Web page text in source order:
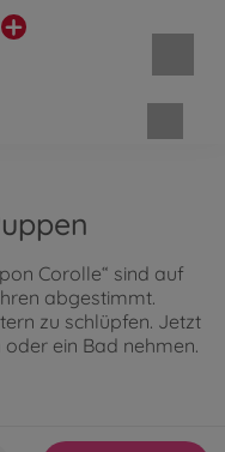
Corolle“ sind auf
abgestimmt.
zu schlüpfen. Jetzt
ein Bad nehmen.